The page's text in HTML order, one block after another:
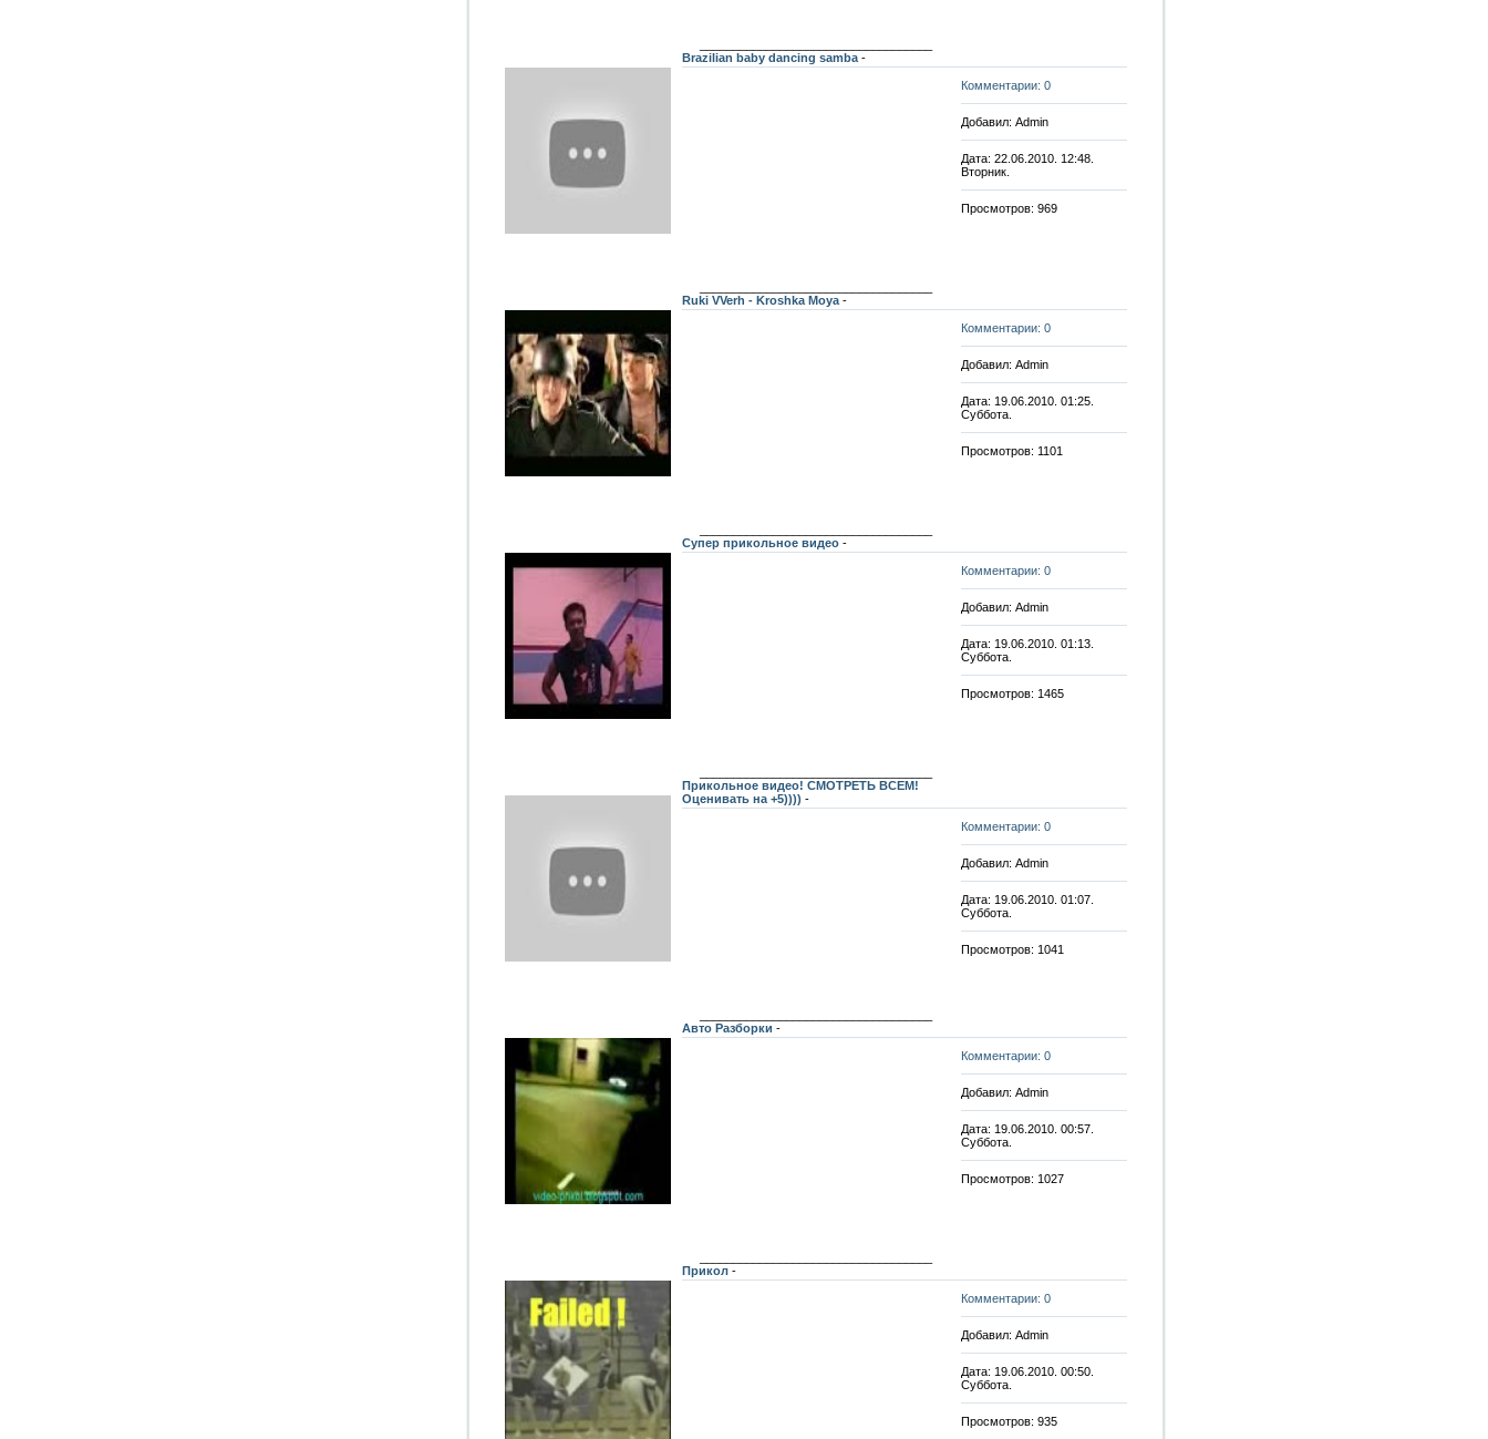
Brazilian baby dancing samba-
Комментарии: 0
Добавил: Admin
Дата: 22.06.2010. 12:48.
Вторник.
Просмотров: 969
Ruki VVerh - Kroshka Moya-
Комментарии: 0
Добавил: Admin
Дата: 19.06.2010. 01:25.
Суббота.
Просмотров: 1101
Супер прикольное видео-
Комментарии: 0
Добавил: Admin
Дата: 19.06.2010. 01:13.
Суббота.
Просмотров: 1465
Прикольное видео! СМОТРЕТЬ ВСЕМ!
Оценивать на +5)))) -
Комментарии: 0
Добавил: Admin
Дата: 19.06.2010. 01:07.
Суббота.
Просмотров: 1041
Авто Разборки -
Комментарии: 0
Добавил: Admin
Дата: 19.06.2010. 00:57.
Суббота.
Просмотров: 1027
Прикол-
Комментарии: 0
Добавил: Admin
Дата: 19.06.2010. 00:50.
Суббота.
Просмотров: 935